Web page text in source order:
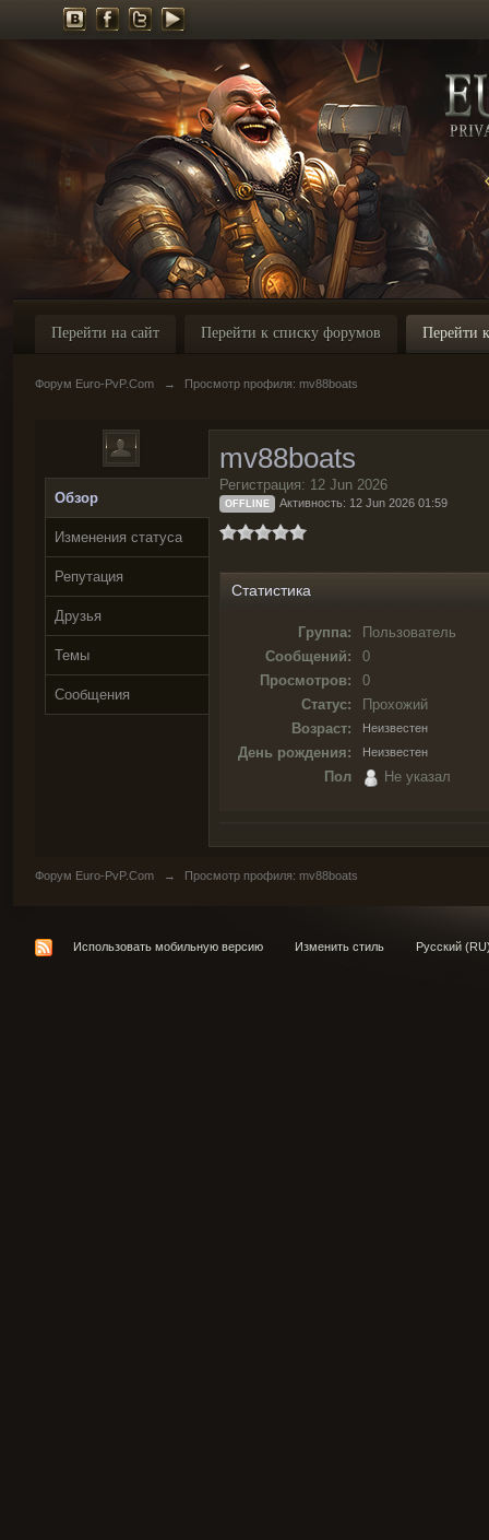
Перейти на сайт Перейти к списку форумов Перейти
Форум Euro-PvP.Com → Просмотр профиля: mv88boats
Обзор
Изменения статуса
Репутация
Друзья
Темы
Сообщения
mv88boats
Регистрация: 12 Jun 2026
OFFLINE Активность: 12 Jun 2026 01:59
Статистика
Группа:
Пользователь
Сообщений:
0
Просмотров:
0
Статус:
Прохожий
Возраст:
Неизвестен
День рождения: Неизвестен
Пол Не указал
Форум Euro-PvP.Com → Просмотр профиля: mv88boats
Использовать мобильную версию Изменить стиль Русский